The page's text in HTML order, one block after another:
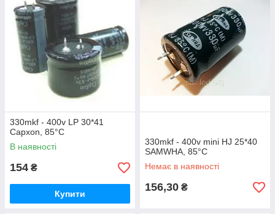
330mkf - 400v LP 30*41
Capxon, 85°C
В наявності
154 ₴
Купити
330mkf - 400v mini HJ 25*40
SAMWHA, 85°C
Немає в наявності
156,30 ₴